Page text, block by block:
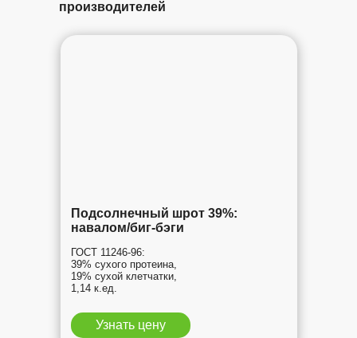
производителей
Подсолнечный шрот 39%:
навалом/биг-бэги
ГОСТ 11246-96:
39% сухого протеина,
19% сухой клетчатки,
1,14 к.ед.
Узнать цену